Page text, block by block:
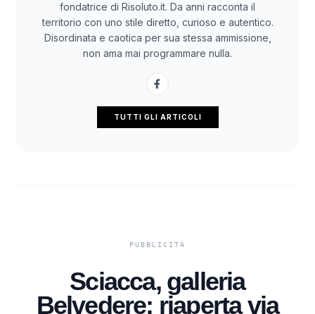
fondatrice di Risoluto.it. Da anni racconta il
territorio con uno stile diretto, curioso e autentico.
Disordinata e caotica per sua stessa ammissione,
non ama mai programmare nulla.
TUTTI GLI ARTICOLI
Sciacca, galleria
Belvedere: riaperta via